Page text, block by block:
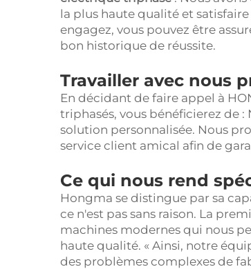
la plus haute qualité et
engagez, vous pouvez être
bon historique de réussite.
Travailler avec nous
En décidant de faire appel à
triphasés, vous bénéficierez de
solution personnalisée. Nous
service client amical afin de
Ce qui nous rend
Hongma se distingue par sa
ce n'est pas sans raison. La
machines modernes qui nous
haute qualité. « Ainsi, notre
des problèmes complexes de